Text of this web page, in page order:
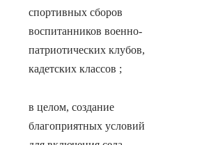
спортивных сборов
воспитанников военно-
патриотических клубов,
кадетских классов ;
в целом, создание
благоприятных условий